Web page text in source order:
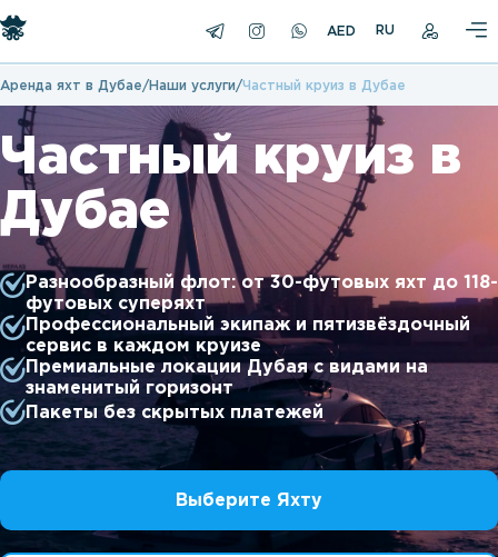
RU
Аренда яхт в Дубае Наши услуги Частный круиз в Дубае
Частный круиз в
Дубае
Разнообразный флот: от 30-футовых яхт до 118-
футовых суперяхт
Профессиональный экипаж и пятизвёздочный
сервис в каждом круизе
Премиальные локации Дубая с видами на
знаменитый горизонт
Пакеты без скрытых платежей
Выберите Яхту